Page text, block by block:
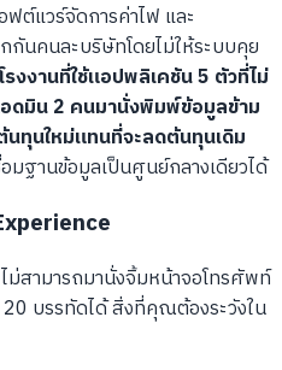
ต์แวร์จัดการค่าไฟ และ
นคนละบริษัทโดยไม่ให้ระบบคุย
โรงงานที่ใช้แอปพลิเคชัน 5 ตัวที่ไม่
ดมิน 2 คนมานั่งพิมพ์ข้อมูลข้าม
นทุนใหม่แทนที่จะลดต้นทุนเดิม
ฐานข้อมูลเป็นศูนย์กลางเดียวได้
สามารถมานั่งจิ้มหน้าจอโทรศัพท์
20 บรรทัดได้ สิ่งที่คุณต้องระวังใน